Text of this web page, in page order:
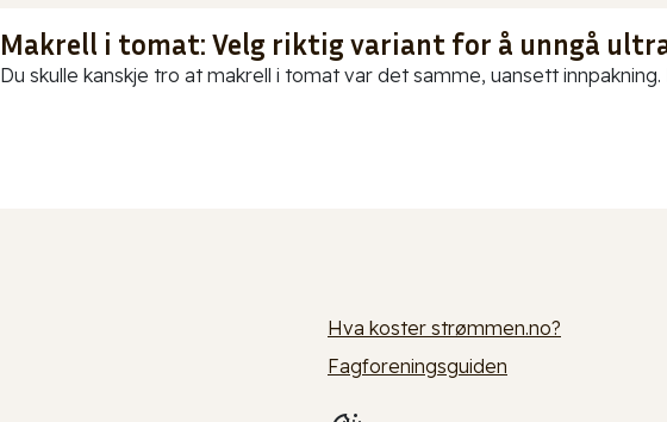
Makrell i tomat: Velg riktig variant for å unngå
Du skulle kanskje tro at makrell i tomat var det samme, uansett innpakning.
Hva koster strømmen.no?
Fagforeningsguiden